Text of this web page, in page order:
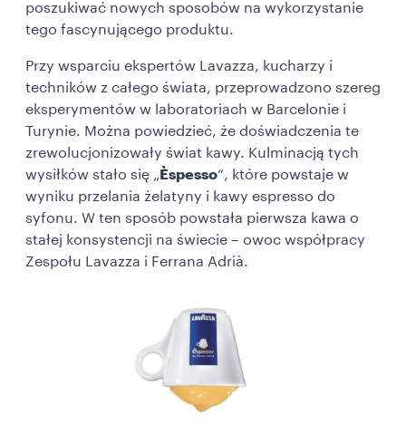
poszukiwać nowych sposobów na wykorzystanie
tego fascynującego produktu.
Przy wsparciu ekspertów Lavazza, kucharzy i
techników z całego świata, przeprowadzono szereg
eksperymentów w laboratoriach w Barcelonie i
Turynie. Można powiedzieć, że doświadczenia te
zrewolucjonizowały świat kawy. Kulminacją tych
wysiłków stało się „ Èspesso”, które powstaje w
wyniku przelania żelatyny i kawy espresso do
syfonu. W ten sposób powstała pierwsza kawa o
stałej konsystencji na świecie – owoc współpracy
Zespołu Lavazza i Ferrana Adrià.